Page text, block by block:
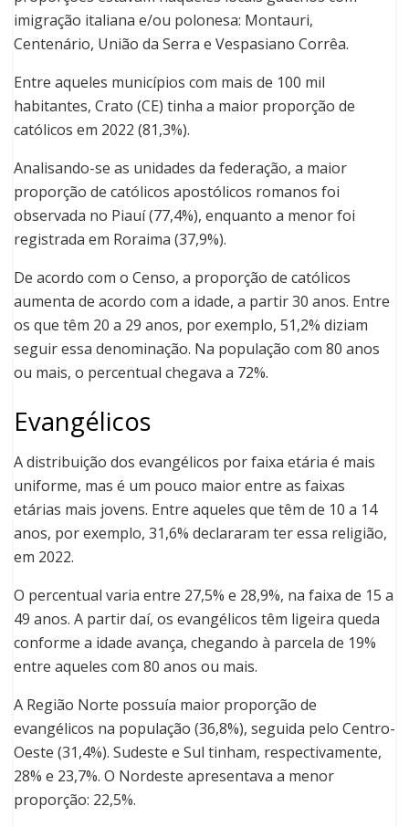
imigração italiana e/ou polonesa: Montauri,
Centenário, União da Serra e Vespasiano Corrêa.
Entre aqueles municípios com mais de 100 mil
habitantes, Crato (CE) tinha a maior proporção de
católicos em 2022 (81,3%).
Analisando-se as unidades da federação, a maior
proporção de católicos apostólicos romanos foi
observada no Piauí (77,4%), enquanto a menor foi
registrada em Roraima (37,9%).
De acordo com o Censo, a proporção de católicos
aumenta de acordo com a idade, a partir 30 anos. Entre
os que têm 20 a 29 anos, por exemplo, 51,2% diziam
seguir essa denominação. Na população com 80 anos
ou mais, o percentual chegava a 72%.
Evangélicos
A distribuição dos evangélicos por faixa etária é mais
uniforme, mas é um pouco maior entre as faixas
etárias mais jovens. Entre aqueles que têm de 10 a 14
anos, por exemplo, 31,6% declararam ter essa religião,
em 2022.
O percentual varia entre 27,5% e 28,9%, na faixa de 15 a
49 anos. A partir daí, os evangélicos têm ligeira queda
conforme a idade avança, chegando à parcela de 19%
entre aqueles com 80 anos ou mais.
A Região Norte possuía maior proporção de
evangélicos na população (36,8%), seguida pelo Centro-
Oeste (31,4%). Sudeste e Sul tinham, respectivamente,
28% e 23,7%. O Nordeste apresentava a menor
proporção: 22,5%.